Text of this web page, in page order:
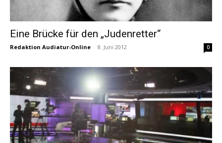
Eine Brücke für den „Judenretter“
Redaktion Audiatur-Online - 8. Juni 2012 0